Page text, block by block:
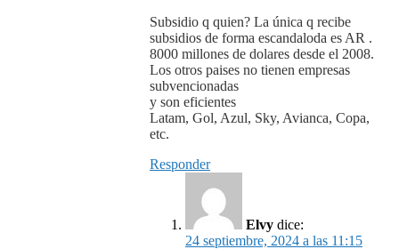
Subsidio q quien? La única q recibe
subsidios de forma escandaloda es AR .
8000 millones de dolares desde el 2008.
Los otros paises no tienen empresas
subvencionadas
y son eficientes
Latam, Gol, Azul, Sky, Avianca, Copa,
etc.
Responder
Elvy dice:
24 septiembre, 2024 a las 11:15